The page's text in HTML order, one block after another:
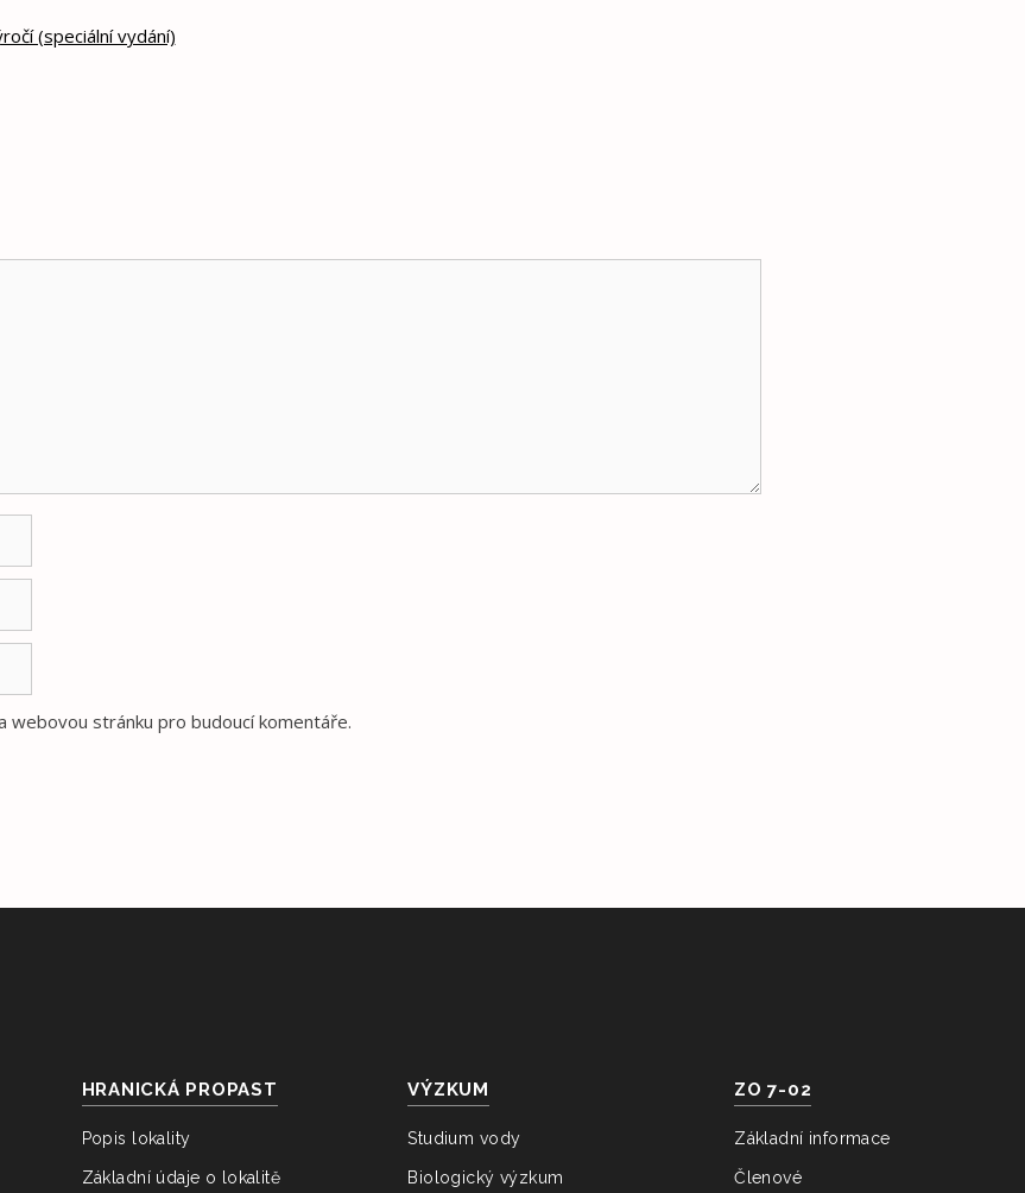
(speciální vydání)
webovou stránku pro budoucí komentáře.
HRANICKÁ PROPAST
Popis lokality
Základní údaje o lokalitě
VÝZKUM
Studium vody
Biologický výzkum
ZO 7-02
Základní informace
Členové